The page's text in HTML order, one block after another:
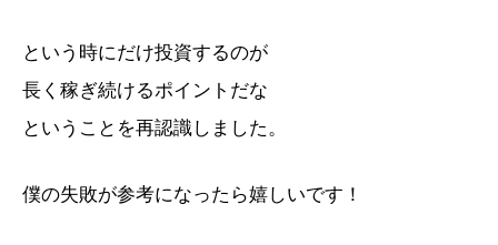
という時にだけ投資するのが
長く稼ぎ続けるポイントだな
ということを再認識しました。
僕の失敗が参考になったら嬉しいです！